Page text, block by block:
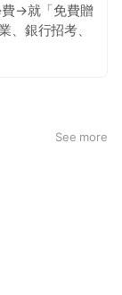
→就「免費贈
銀行招考、
參加「永久保
」！→憑「一
，皆可「永久
保證班」→今
「初等考」→
四等特考」→
」→到「員
助理員」→
→今後皆「永
See more